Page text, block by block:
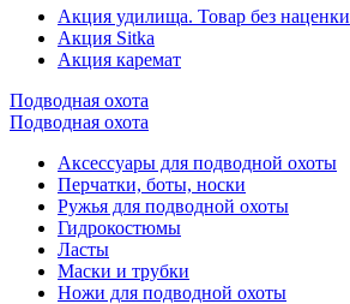
Акция удилища. Товар без наценки
Акция Sitka
Акция каремат
Подводная охота
Подводная охота
Аксессуары для подводной охоты
Перчатки, боты, носки
Ружья для подводной охоты
Гидрокостюмы
Ласты
Маски и трубки
Ножи для подводной охоты